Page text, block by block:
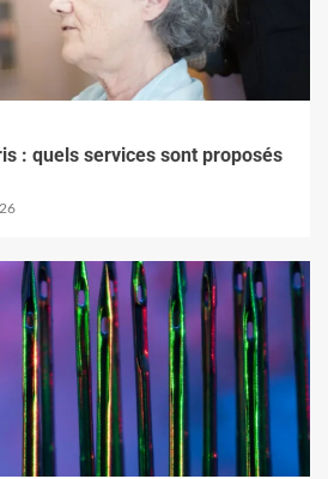
: quels services sont proposés